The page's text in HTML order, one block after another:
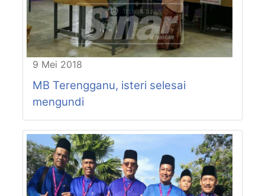
9 Mei 2018
MB Terengganu, isteri selesai
mengundi